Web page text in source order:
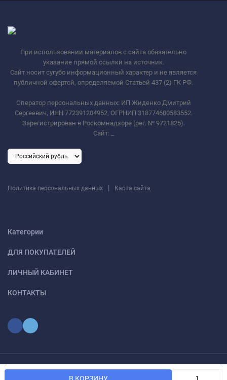
При использовании материалов с сайта обязательно
указание прямой ссылки на источник.
Сайт носит сугубо информационный характер и не является
публичной офертой, определяемой Статьей 437 (2) ГК РФ.
Оператор персональных данных: ИП Жиденко Дмитрий
Сергеевич, ИНН 772391204952, ОГРНИП 318774600583552.
Зарегистрирован в Роскомнадзоре (рег. № 9721825).
Сайт:
Политика персональных данных | Карта сайта
Категории
ДЛЯ ПОКУПАТЕЛЕЙ
ЛИЧНЫЙ КАБИНЕТ
КОНТАКТЫ